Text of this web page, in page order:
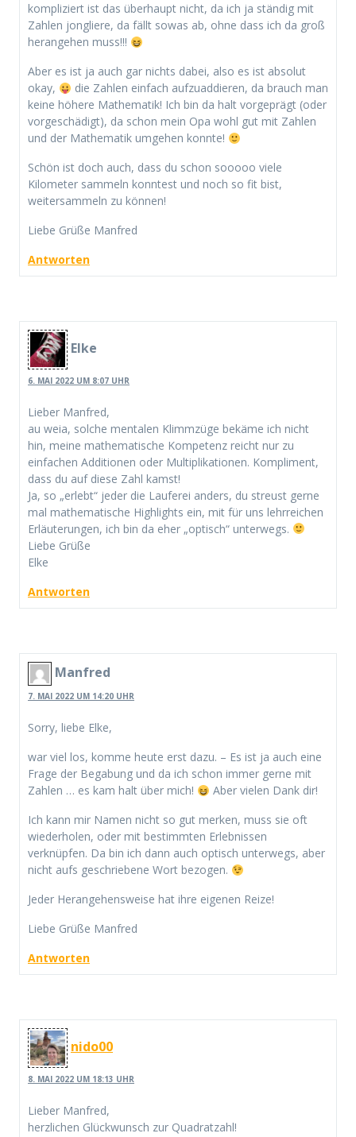
kompliziert ist das überhaupt nicht, da ich ja ständig mit
Zahlen jongliere, da fällt sowas ab, ohne dass ich da groß
herangehen muss!!!
Aber es ist ja auch gar nichts dabei, also es ist absolut
okay,
die Zahlen einfach aufzuaddieren, da brauch man
keine höhere Mathematik! Ich bin da halt vorgeprägt (oder
vorgeschädigt), da schon mein Opa wohl gut mit Zahlen
und der Mathematik umgehen konnte!
Schön ist doch auch, dass du schon sooooo viele
Kilometer sammeln konntest und noch so fit bist,
weitersammeln zu können!
Liebe Grüße Manfred
Antworten
Elke
6. MAI 2022 UM 8:07 UHR
Lieber Manfred,
au weia, solche mentalen Klimmzüge bekäme ich nicht
hin, meine mathematische Kompetenz reicht nur zu
einfachen Additionen oder Multiplikationen. Kompliment,
dass du auf diese Zahl kamst!
Ja, so „erlebt“ jeder die Lauferei anders, du streust gerne
mal mathematische Highlights ein, mit für uns lehrreichen
Erläuterungen, ich bin da eher „optisch“ unterwegs.
Liebe Grüße
Elke
Antworten
Manfred
7. MAI 2022 UM 14:20 UHR
Sorry, liebe Elke,
war viel los, komme heute erst dazu. – Es ist ja auch eine
Frage der Begabung und da ich schon immer gerne mit
Zahlen … es kam halt über mich!
Aber vielen Dank dir!
Ich kann mir Namen nicht so gut merken, muss sie oft
wiederholen, oder mit bestimmten Erlebnissen
verknüpfen. Da bin ich dann auch optisch unterwegs, aber
nicht aufs geschriebene Wort bezogen.
Jeder Herangehensweise hat ihre eigenen Reize!
Liebe Grüße Manfred
Antworten
nido00
8. MAI 2022 UM 18:13 UHR
Lieber Manfred,
herzlichen Glückwunsch zur Quadratzahl!